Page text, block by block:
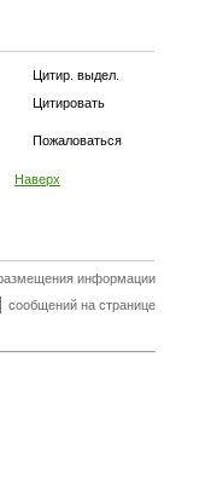
Цитир. выдел.
Цитировать
Пожаловаться
Наверх
информации
сообщений на странице